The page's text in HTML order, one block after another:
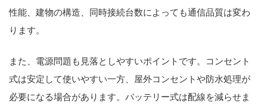
性能、建物の構造、同時接続台数によっても通信品質は変わ
ります。
また、電源問題も見落としやすいポイントです。コンセント
式は安定して使いやすい一方、屋外コンセントや防水処理が
必要になる場合があります。バッテリー式は配線を減らせま